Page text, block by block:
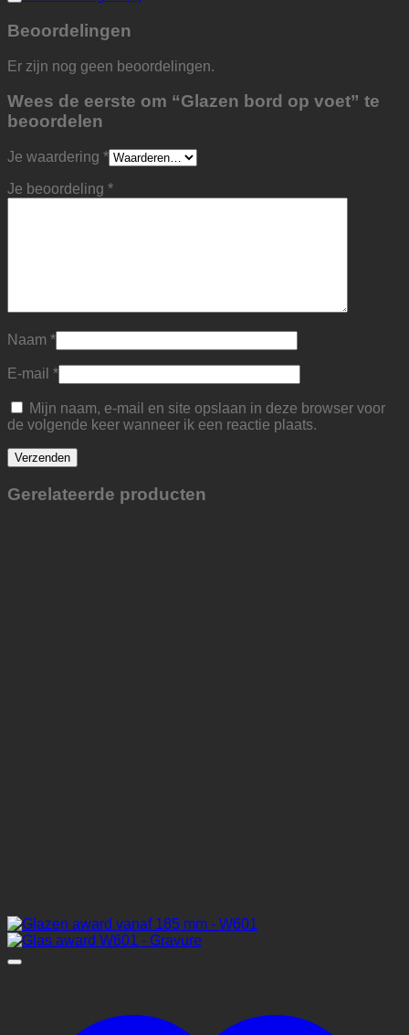
Beoordelingen
Er zijn nog geen beoordelingen.
Wees de eerste om “Glazen bord op voet” te
beoordelen
Je waardering *
Je beoordeling *
Naam *
E-mail *
Mijn naam, e-mail en site opslaan in deze browser voor
de volgende keer wanneer ik een reactie plaats.
Gerelateerde producten